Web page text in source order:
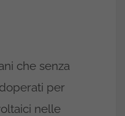
che senza
per
nelle